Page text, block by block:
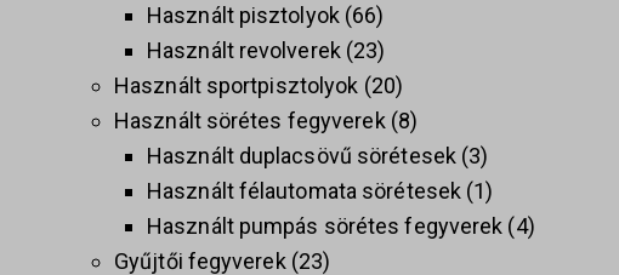
Használt pisztolyok 66
Használt revolverek 23
Használt sportpisztolyok 20
Használt sörétes fegyverek 8
Használt duplacsövű sörétesek 3
Használt félautomata sörétesek 1
Használt pumpás sörétes fegyverek
4
Gyűjtői fegyverek 23